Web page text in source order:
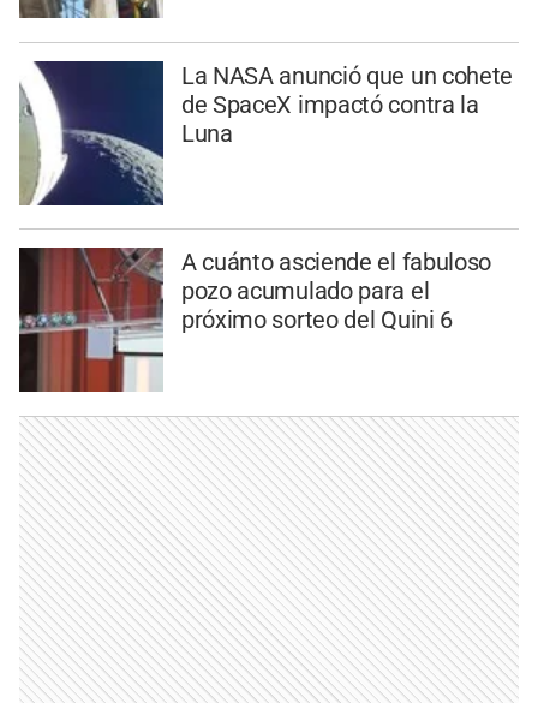
La NASA anunció que un cohete
de SpaceX impactó contra la
Luna
A cuánto asciende el fabuloso
pozo acumulado para el
próximo sorteo del Quini 6